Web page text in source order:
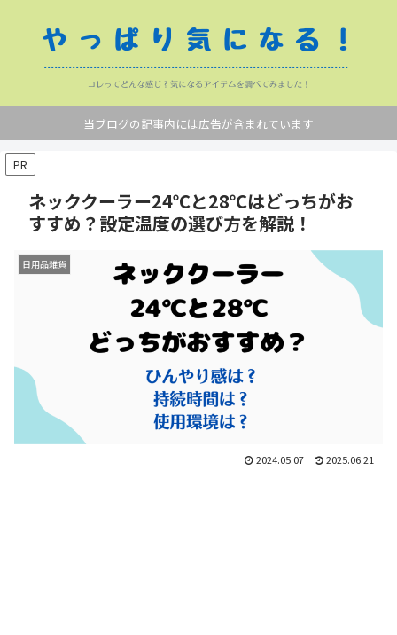
当ブログの記事内には広告が含まれています
PR
ネッククーラー24℃と28℃はどっちがお
すすめ？設定温度の選び方を解説！
日用品雑貨
2024.05.07 2025.06.21